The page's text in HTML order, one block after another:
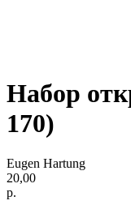
Набор
170)
Eugen Hartung
20,00
р.